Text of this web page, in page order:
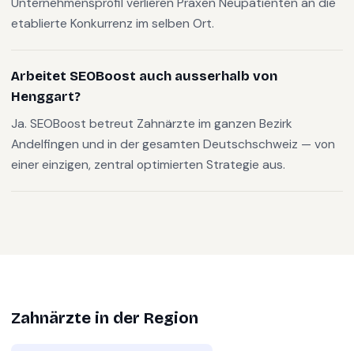
etablierte Konkurrenz im selben Ort.
Arbeitet SEOBoost auch ausserhalb von
Henggart?
Ja. SEOBoost betreut Zahnärzte im ganzen Bezirk
Andelfingen und in der gesamten Deutschschweiz — von
einer einzigen, zentral optimierten Strategie aus.
Zahnärzte in der Region